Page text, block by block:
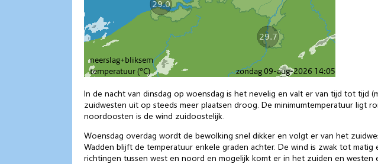
In de nacht van dinsdag op woensdag is het nevelig en valt er van tijd tot
zuidwesten uit op steeds meer plaatsen droog. De minimumtemperatuur ligt
noordoosten is de wind zuidoostelijk.
Woensdag overdag wordt de bewolking snel dikker en volgt er van het
Wadden blijft de temperatuur enkele graden achter. De wind is zwak tot
richtingen tussen west en noord en mogelijk komt er in het zuiden en westen